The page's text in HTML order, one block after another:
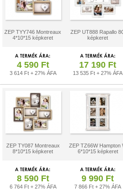
ZEP TYY746 Montreaux
4*10*15 képkeret
ZEP UT888 Rapallo
képkeret
4 590 Ft
3 614 Ft + 27% ÁFA
17 190 Ft
13 535 Ft + 27% ÁFA
ZEP TY087 Montreaux
8*10*15 képkeret
ZEP TZ66W Hampton
6*10*15 képkeret
8 590 Ft
6 764 Ft + 27% ÁFA
9 990 Ft
7 866 Ft + 27% ÁFA